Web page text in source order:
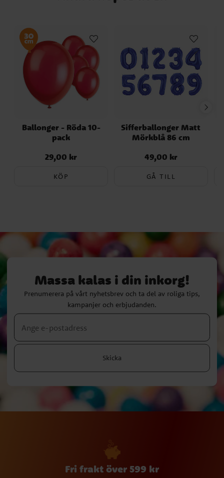
Ballonger - Röda 10-
pack
Pris:29,00 kr
29,00 kr
KÖP
Sifferballonger Matt
Mörkblå 86 cm
Pris:49,00 kr
49,00 kr
GÅ TILL
Massa kalas i din inkorg!
Prenumerera på vårt nyhetsbrev och ta del av roliga tips,
kampanjer och erbjudanden.
Skicka
Fri frakt över 599 kr